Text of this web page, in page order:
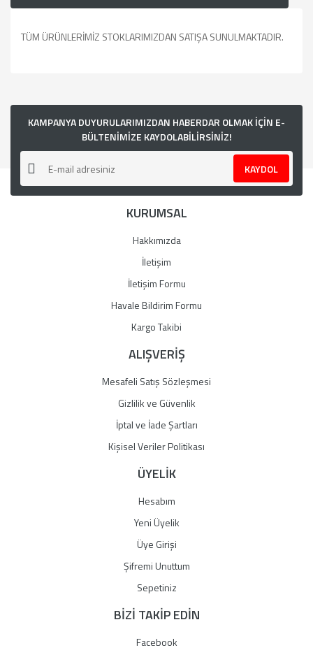
TÜM ÜRÜNLERİMİZ STOKLARIMIZDAN SATIŞA SUNULMAKTADIR.
kullanarak tarafımıza iletebilirsiniz.
Görüş ve önerileriniz için teşekkür ederiz.
Ürün resmi kalitesiz, bozuk veya görüntülenemiyor.
Ürün açıklamasında eksik bilgiler bulunuyor.
Ürün bilgilerinde hatalar bulunuyor.
Ürün fiyatı diğer sitelerden daha pahalı.
Gönder
KAMPANYA DUYURULARIMIZDAN HABERDAR OLMAK İÇİN E-
BÜLTENİMİZE KAYDOLABİLİRSİNİZ!
KAYDOL
KURUMSAL
Hakkımızda
İletişim
İletişim Formu
Havale Bildirim Formu
Kargo Takibi
ALIŞVERİŞ
Mesafeli Satış Sözleşmesi
Gizlilik ve Güvenlik
İptal ve İade Şartları
Kişisel Veriler Politikası
ÜYELİK
Hesabım
Yeni Üyelik
Üye Girişi
Şifremi Unuttum
Sepetiniz
BİZİ TAKİP EDİN
Facebook